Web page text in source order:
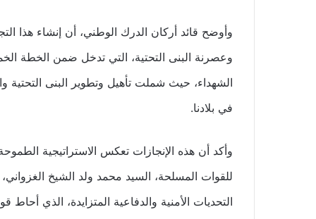
وأوضح قائد أركان الدرك الوطني، أن إنشاء هذا
وعصرنة البنى التحتية، التي تدخل ضمن الخطة
الشهداء، حيث شملت تأهيل وتطوير البنى التحتية
في بلادنا.
وأكد أن هذه الإنجازات تعكس الاستراتيجية
للقوات المسلحة، السيد محمد ولد الشيخ
التحديات الأمنية والدفاعية المتزايدة، الذي